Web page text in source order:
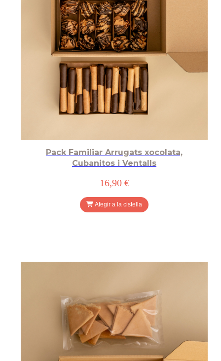
Pack Familiar Arrugats xocolata,
Cubanitos i Ventalls
16,90 €
Afegir a la cistella